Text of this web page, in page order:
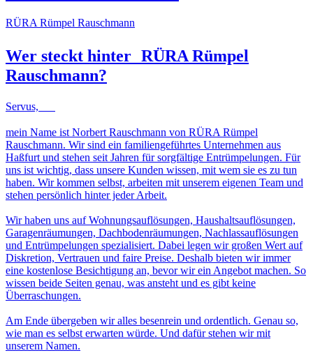
RÜRA Rümpel Rauschmann
Wer steckt hinter RÜRA Rümpel
Rauschmann?
Servus,
mein Name ist Norbert Rauschmann von RÜRA Rümpel
Rauschmann. Wir sind ein familiengeführtes Unternehmen aus
Haßfurt und stehen seit Jahren für sorgfältige Entrümpelungen. Für
uns ist wichtig, dass unsere Kunden wissen, mit wem sie es zu tun
haben. Wir kommen selbst, arbeiten mit unserem eigenen Team und
stehen persönlich hinter jeder Arbeit.
Wir haben uns auf Wohnungsauflösungen, Haushaltsauflösungen,
Garagenräumungen, Dachbodenräumungen, Nachlassauflösungen
und Entrümpelungen spezialisiert. Dabei legen wir großen Wert auf
Diskretion, Vertrauen und faire Preise. Deshalb bieten wir immer
eine kostenlose Besichtigung an, bevor wir ein Angebot machen. So
wissen beide Seiten genau, was ansteht und es gibt keine
Überraschungen.
Am Ende übergeben wir alles besenrein und ordentlich. Genau so,
wie man es selbst erwarten würde. Und dafür stehen wir mit
unserem Namen.